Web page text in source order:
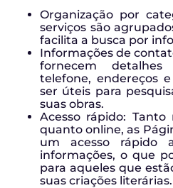
Organização por
serviços são
facilita a busca por
Informações de
fornecem
telefone, endereços
ser úteis para
suas obras.
Acesso rápido: Tanto
quanto online, as
um acesso rápido
informações, o que
para aqueles que
suas criações literárias.